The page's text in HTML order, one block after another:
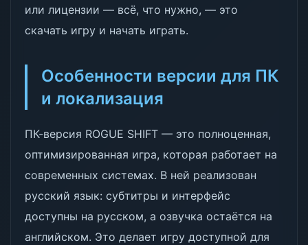
или лицензии — всё, что нужно, — это
скачать игру и начать играть.
Особенности версии для ПК
и локализация
ПК-версия ROGUE SHIFT — это полноценная,
оптимизированная игра, которая работает на
современных системах. В ней реализован
русский язык: субтитры и интерфейс
доступны на русском, а озвучка остаётся на
английском. Это делает игру доступной для